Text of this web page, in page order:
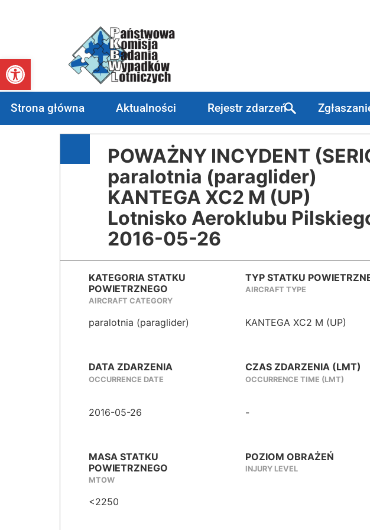
Otwórz pasek narzędzi
Strona główna Aktualności Rejestr zdarzeń
POWAŻNY INCYDENT
paralotnia (paraglider)
KANTEGA XC2 M (UP)
Lotnisko Aeroklubu
2016-05-26
KATEGORIA STATKU
POWIETRZNEGO
AIRCRAFT CATEGORY
paralotnia (paraglider)
TYP STATKU
AIRCRAFT TYPE
KANTEGA XC2 M (UP)
DATA ZDARZENIA
OCCURRENCE DATE
2016-05-26
CZAS ZDARZENIA (LMT)
OCCURRENCE TIME (LMT)
-
MASA STATKU
POWIETRZNEGO
MTOW
<2250
POZIOM OBRAŻEŃ
INJURY LEVEL